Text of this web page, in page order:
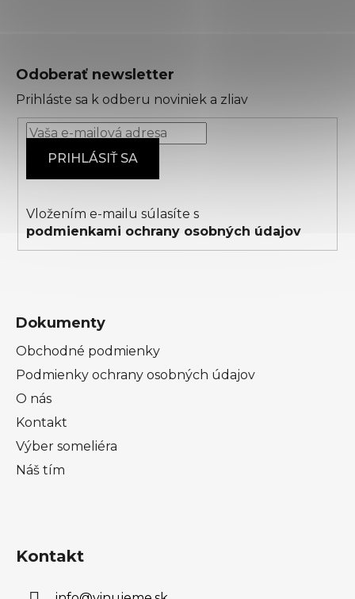
Odoberať newsletter
Prihláste sa k odberu noviniek a zliav
PRIHLÁSIŤ SA
Vložením e-mailu súlasíte s
podmienkami ochrany osobných údajov
Dokumenty
Obchodné podmienky
Podmienky ochrany osobných údajov
O nás
Kontakt
Výber someliéra
Náš tím
Kontakt